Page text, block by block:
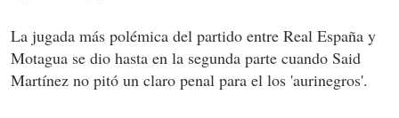
La jugada más polémica del partido entre Real España y
Motagua se dio hasta en la segunda parte cuando Said
Martínez no pitó un claro penal para el los 'aurinegros'.